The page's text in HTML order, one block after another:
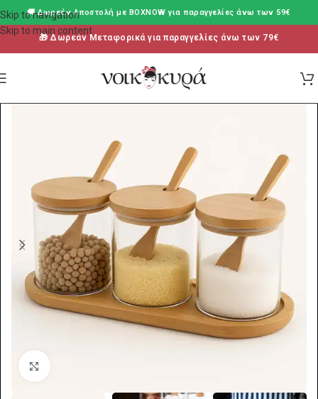
Skip to navigation
Skip to main content
🚚 Δωρεάν Aποστολή με BOXNOW για παραγγελίες άνω των 59€
🎁 Δωρεάν Μεταφορικά για παραγγελίες άνω των 79€